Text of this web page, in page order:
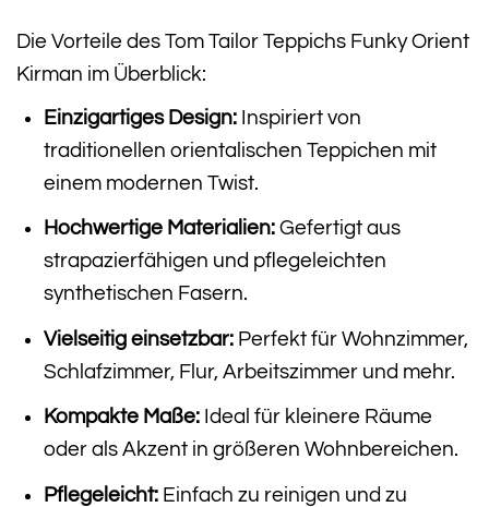
Die Vorteile des Tom Tailor Teppichs Funky Orient
Kirman im Überblick:
Einzigartiges Design:Inspiriert von
traditionellen orientalischen Teppichen mit
einem modernen Twist.
Hochwertige Materialien:Gefertigt aus
strapazierfähigen und pflegeleichten
synthetischen Fasern.
Vielseitig einsetzbar:Perfekt für Wohnzimmer,
Schlafzimmer, Flur, Arbeitszimmer und mehr.
Kompakte Maße:Ideal für kleinere Räume
oder als Akzent in größeren Wohnbereichen.
Pflegeleicht:Einfach zu reinigen und zu